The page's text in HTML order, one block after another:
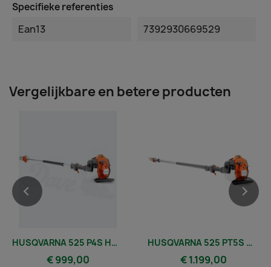
Specifieke referenties
Ean13 7392930669529
Vergelijkbare en betere producten
HUSQVARNA 525 P4S HOOGSNOEIER (EXCL. HARNAS )
€ 999,00
HUSQVARNA 525 PT5S MARK LL HOOGSNOEIER (EXCL. BALANCE FLEX )
€ 1.199,00